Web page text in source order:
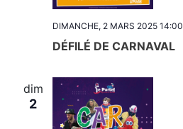
DÉFILÉ DE CARNAVAL
DIMANCHE, 2 MARS 2025 14:00
dim
2